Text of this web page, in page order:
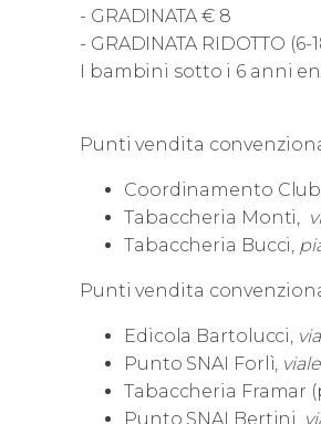
- GRADINATA € 8
- GRADINATA RIDOTTO (6-
I bambini sotto i 6 anni
Punti vendita
Coordinamento
Tabaccheria Monti,
Tabaccheria Bucci,
Punti vendita
Edicola Bartolucci,
Punto SNAI Forlì,
Tabaccheria Framar
Punto SNAI Bertini,